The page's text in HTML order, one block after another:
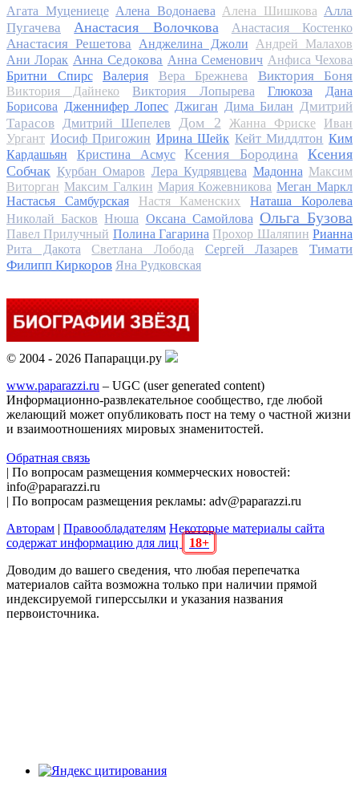
Агата Муцениеце Алена Водонаева Алена Шишкова Алла
Пугачева
Анастасия Волочкова Анастасия Костенко
Анастасия Решетова Анджелина Джоли
Андрей Малахов
Ани Лорак Анна Седокова Анна Семенович Анфиса Чехова
Бритни Спирс
Валерия Вера Брежнева Виктория Боня
Виктория Дайнеко Виктория Лопырева Глюкоза
Дана
Борисова Дженнифер Лопес Джиган Дима Билан Дмитрий
Тарасов
Дмитрий Шепелев Дом 2 Жанна Фриске
Иван
Ургант Иосиф Пригожин Ирина Шейк Кейт Миддлтон Ким
Кардашьян
Кристина Асмус Ксения Бородина
Ксения
Собчак Курбан Омаров Лера Кудрявцева Мадонна Максим
Виторган Максим Галкин Мария Кожевникова Меган Маркл
Настасья Самбурская
Настя Каменских
Наташа Королева
Николай Басков Нюша Оксана Самойлова Ольга Бузова
Павел Прилучный Полина Гагарина Прохор Шаляпин Рианна
Рита Дакота
Светлана Лобода Сергей Лазарев
Тимати
Филипп Киркоров Яна Рудковская
© 2004 - 2026 Папарацци.ру
www.paparazzi.ru – UGC (user generated content)
Информационно-развлекательное сообщество, где любой
желающий может опубликовать пост на тему о частной жизни
и взаимоотношениях мировых знаменитостей.
Обратная связь
| По вопросам размещения коммерческих новостей:
info@paparazzi.ru
| По вопросам размещения рекламы: adv@paparazzi.ru
Авторам | Правообладателям Некоторые материалы сайта
содержат информацию для лиц
18+
Доводим до вашего сведения, что любая перепечатка
материалов сайта возможна только при наличии прямой
индексируемой гиперссылки и указания названия
первоисточника.